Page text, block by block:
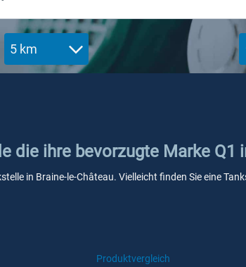
5 km
die ihre bevorzugte Marke Q1
in Braine-le-Château. Vielleicht finden Sie eine
Produktvergleich